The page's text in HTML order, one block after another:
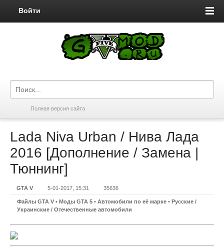
Войти
Полная версия сайта
Lada Niva Urban / Нива Лада
2016 [Дополнение / Замена |
Тюннинг]
GTA V 5-01-2017, 15:31 35636
Файлы GTA V • Моды GTA 5 • Автомобили по её марке • Русские /
Украинские / Отечественные автомобили